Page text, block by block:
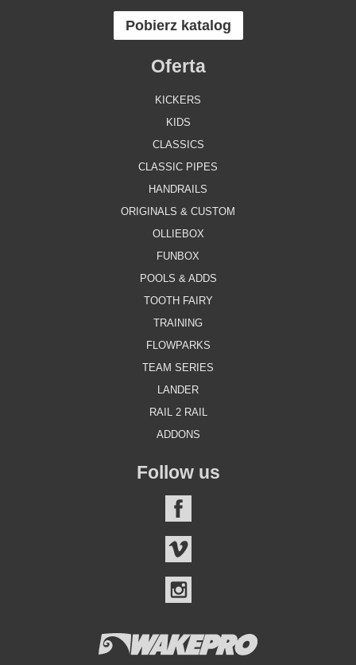
Pobierz katalog
Oferta
KICKERS
KIDS
CLASSICS
CLASSIC PIPES
HANDRAILS
ORIGINALS & CUSTOM
OLLIEBOX
FUNBOX
POOLS & ADDS
TOOTH FAIRY
TRAINING
FLOWPARKS
TEAM SERIES
LANDER
RAIL 2 RAIL
ADDONS
Follow us